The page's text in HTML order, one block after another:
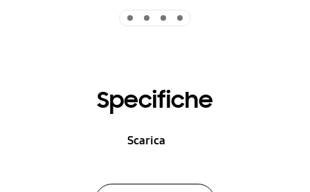
Specifiche
Scarica